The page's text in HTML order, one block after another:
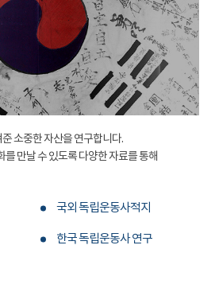
소중한 자산을 연구합니다.
만날 수 있도록 다양한 자료를 통해
국외 독립운동사적지
한국 독립운동사 연구